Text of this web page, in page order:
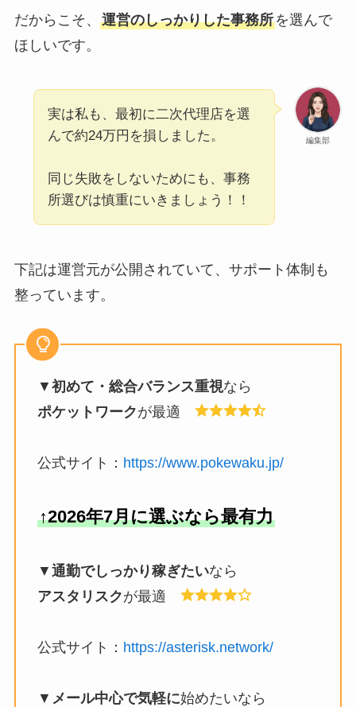
だからこそ、 運営のしっかりした事務所を選んで
ほしいです。
編集部
実は私も、最初に二次代理店を選
んで約24万円を損しました。
同じ失敗をしないためにも、事務
所選びは慎重にいきましょう！！
下記は運営元が公開されていて、サポート体制も
整っています。
▼ 初めて・総合バランス重視なら
ポケットワークが最適
公式サイト： https://www.pokewaku.jp/
↑2026年7月に選ぶなら最有力
▼ 通勤でしっかり稼ぎたいなら
アスタリスクが最適
公式サイト： https://asterisk.network/
▼ メール中心で気軽に始めたいなら